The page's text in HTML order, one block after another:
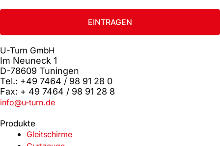
EINTRAGEN
U-Turn GmbH
Im Neuneck 1
D-78609 Tuningen
Tel.: +49 7464 / 98 91 28 0
Fax: + 49 7464 / 98 91 28 8
info@u-turn.de
Produkte
Gleitschirme